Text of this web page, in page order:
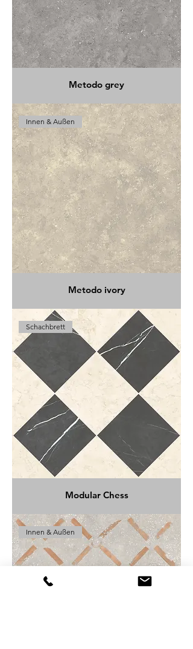
Metodo grey
Innen & Außen
Metodo ivory
Schachbrett
Modular Chess
Innen & Außen